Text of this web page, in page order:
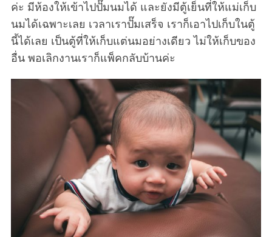
ค่ะ มีห้องให้เข้าไปปั๊มนมได้ และยังมีตู้เย็นที่ให้แม่เก็บ
นมได้เฉพาะเลย เวลาเราปั๊มเสร็จ เราก็เอาไปเก็บในตู้
นี้ได้เลย เป็นตู้ที่ให้เก็บแต่นมอย่างเดียว ไม่ให้เก็บของ
อื่น พอเลิกงานเราก็แพ็คกลับบ้านค่ะ